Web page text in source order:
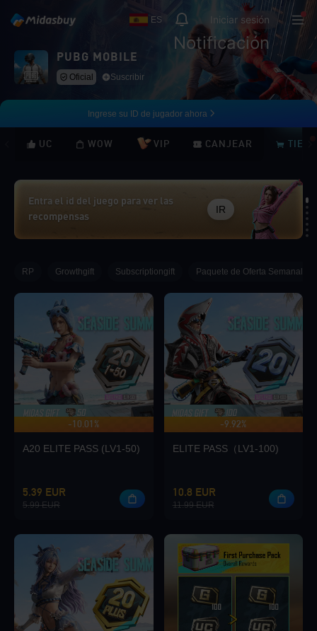
ES
Notificación
Iniciar sesión
PUBG MOBILE
Oficial Suscribir
Ingrese su ID de jugador ahora
UC WOW VIP CANJEAR
Entra el id del juego para ver las
recompensas
IR
Loading...
Loading...
Loading...
RP Growthgift Subscriptiongift Paquete de Oferta Semanal
-10.01%
A20 ELITE PASS (LV1-50)
5.39 EUR
5.99 EUR
-9.92%
HASTA 140 BONO
ELITE PASS（LV1-100)
10.8 EUR
11.99 EUR